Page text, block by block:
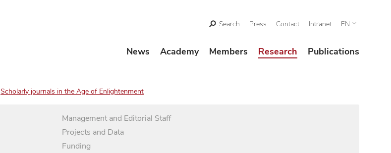
Search Press Contact Intranet EN
News Academy Members Research Publications
Scholarly journals in the Age of Enlightenment
Management and Editorial Staff
Projects and Data
Funding